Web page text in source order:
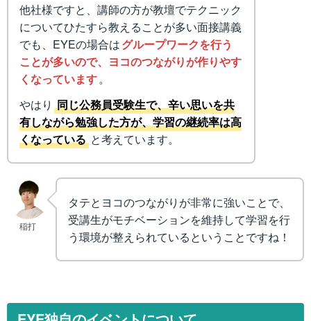
他社様ですと、講師の方が教壇でテクニック
についてひたすら教えることが多い面接講義
でも、EYEの場合はグループワークを行う
ことが多いので、ヨコのつながりが作りやす
くなっています。
やはり 同じ公務員受験生で、辛い思いを共
有しながら勉強した方が、学習の継続率は高
くなっている と考えています。
稲打
タテとヨコのつながりが非常に強いことで、
受講生がモチベーションを維持して学習を行
う環境が整えられているということですね！